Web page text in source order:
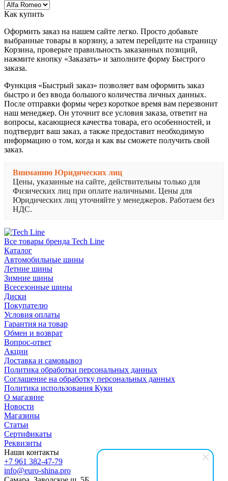
Как купить
Оформить заказ на нашем сайте легко. Просто добавьте
выбранные товары в корзину, а затем перейдите на страницу
Корзина, проверьте правильность заказанных позиций,
нажмите кнопку «Заказать» и заполните форму Быстрого
заказа.
Функция «Быстрый заказ» позволяет вам оформить заказ
быстро и без ввода большого количества личных данных.
После отправки формы через короткое время вам перезвонит
наш менеджер. Он уточнит все условия заказа, ответит на
вопросы, касающиеся качества товара, его особенностей, и
подтвердит ваш заказ, а также предоставит необходимую
информацию о том, когда и как вы сможете получить свой
заказ.
Вниманию Юридических лиц
Цены, указанные на сайте, действительны только для
Физических лиц при оплате наличными. Цены для
Юридических лиц уточняйте у менеджеров. Работаем без
НДС.
Все товары бренда Tech Line
Каталог
Автомобильные шины
Летние шины
Зимние шины
Всесезонные шины
Диски
Покупателю
Условия оплаты
Гарантия на товар
Обмен и возврат
Вопрос-ответ
Акции
Доставка и самовывоз
Политика обработки персональных данных
Соглашение на обработку персональных данных
Политика использования Куки
О магазине
Новости
Магазины
Статьи
Сертификаты
Реквизиты
Наши контакты
+7 961 382-47-79
info@euro-shina.pro